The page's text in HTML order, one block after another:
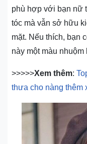
phù hợp với bạn nữ
tóc mà vẫn sở hữu
mặt. Nếu thích, bạn
này một màu
>>>>>Xem thêm:
thưa cho nàng thêm